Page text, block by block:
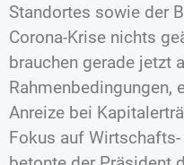
Standortes sowie der
Corona-Krise nichts
brauchen gerade jetzt
Rahmenbedingungen,
Anreize bei
Fokus auf Wirtschafts-